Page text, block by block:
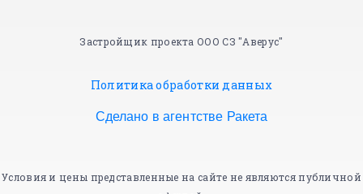
Застройщик проекта ООО СЗ "Аверус"
Политика обработки данных
Сделано в агентстве Ракета
Условия и цены представленные на сайте не являются публичной